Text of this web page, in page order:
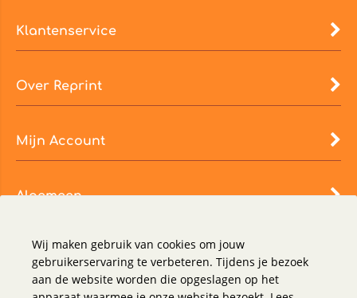
Klantenservice
Over Reprint
Mijn Account
Algemeen
Wij maken gebruik van cookies om jouw
gebruikerservaring te verbeteren. Tijdens je bezoek
aan de website worden die opgeslagen op het